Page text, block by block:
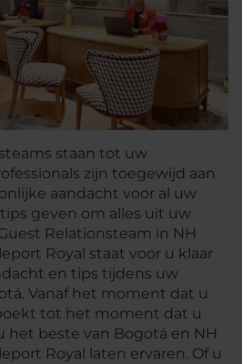
staan tot uw
zijn toegewijd aan
aandacht voor al uw
geven om alles uit uw
Relationsteam in NH
Royal staat voor u klaar
en tips tijdens uw
Vanaf het moment dat u
tot het moment dat u
het beste van Bogotá en NH
Royal laten ervaren. Of u